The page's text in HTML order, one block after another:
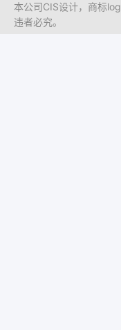
本公司CIS设计，商标
违者必究。